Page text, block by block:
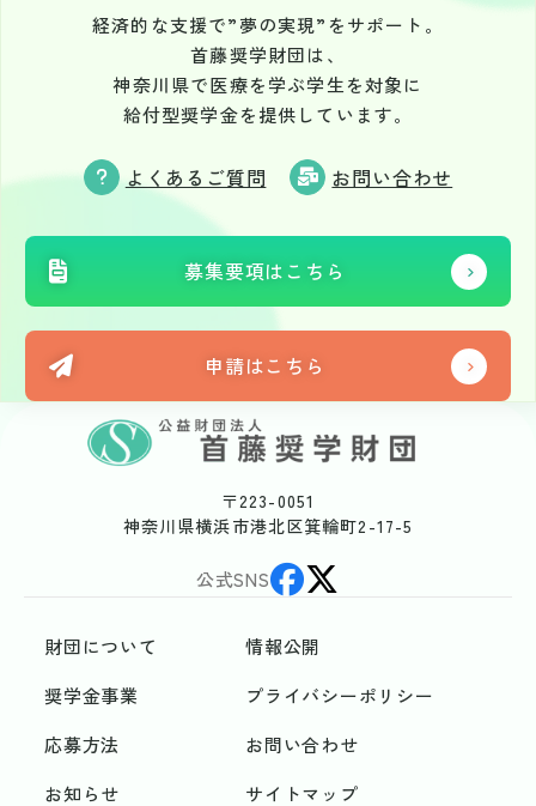
経済的な支援で”夢の実現”をサポート。
首藤奨学財団は、
神奈川県で医療を学ぶ学生を対象に
給付型奨学金を提供しています。
よくあるご質問 お問い合わせ
募集要項はこちら
申請はこちら
〒223-0051
神奈川県横浜市港北区箕輪町2-17-5
公式SNS
財団について
奨学金事業
応募方法
お知らせ
情報公開
プライバシーポリシー
お問い合わせ
サイトマップ